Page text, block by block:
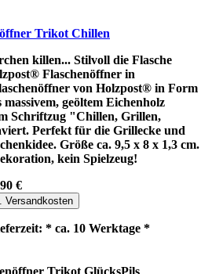
Trikot Chillen
killen... Stilvoll die Flasche
Flaschenöffner in
von Holzpost® in Form
massivem, geöltem Eichenholz
Schriftzug "Chillen, Grillen,
Perfekt für die Grillecke und
Größe ca. 9,5 x 8 x 1,3 cm.
kein Spielzeug!
€
Versandkosten
* ca. 10 Werktage *